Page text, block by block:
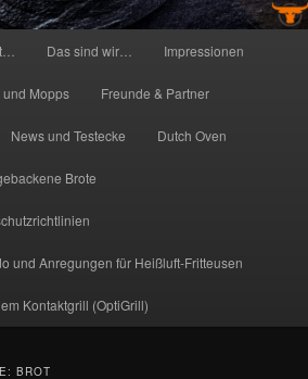
Das sind wir… Impressionen
und Mopps Freunde & Partner
News und Testecke Dutch Oven
Brote
und Anregungen für Heißluft-Fritteusen
Kontaktgrill (OptiGrill)
BROT